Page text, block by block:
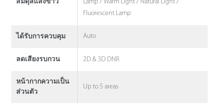
สมดุลแสงขาว
Lamp / Warm Light / Natural Light /
Fluorescent Lamp
ได้รับการควบคุม Auto
ลดเสียงรบกวน 2D & 3D DNR
หน้ากากความเป็น
ส่วนตัว
Up to 5 areas